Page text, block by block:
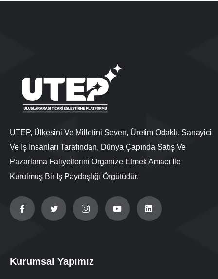
UTEP, Ülkesini Ve Milletini Seven, Üretim Odaklı, Sanayici
Ve Iş Insanları Tarafından, Dünya Çapında Satış Ve
Pazarlama Faliyetlerini Organize Etmek Amacı Ile
Kurulmuş Bir Iş Paydaşlığı Örgütüdür.
Kurumsal Yapımız